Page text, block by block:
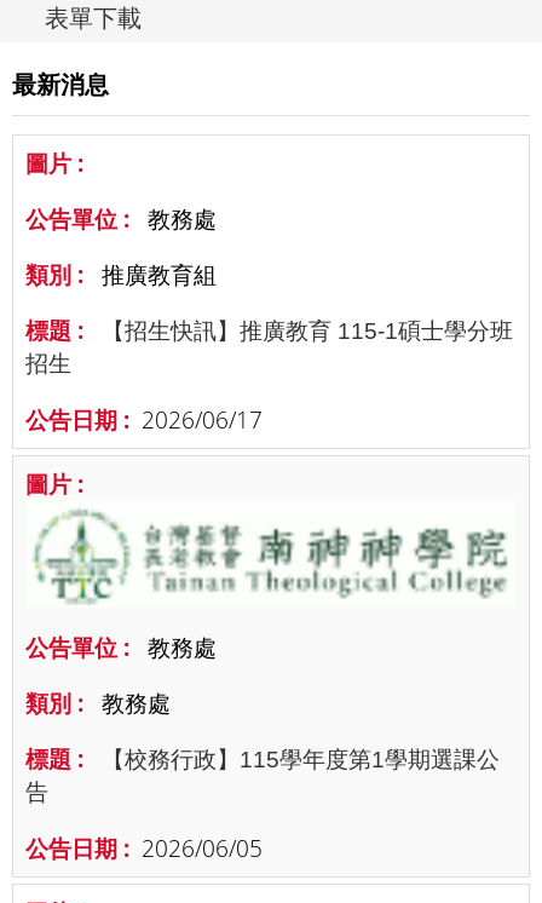
表單下載
最新消息
教務處
推廣教育組
【招生快訊】推廣教育 115-1碩士學分班
招生
2026/06/17
教務處
教務處
【校務行政】115學年度第1學期選課公
告
2026/06/05